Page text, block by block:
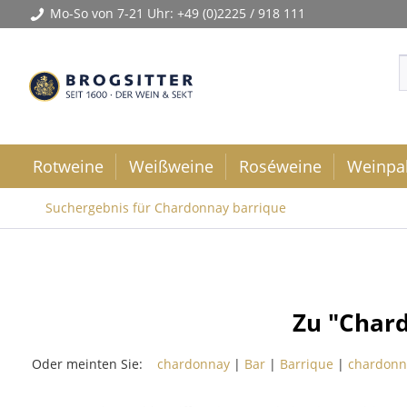
Mo-So von 7-21 Uhr: +49 (0)2225 / 918 111
Rotweine Weißweine Roséweine
Suchergebnis für Chardonnay barrique
Zu
Oder meinten Sie: chardonnay | Bar | Barrique |